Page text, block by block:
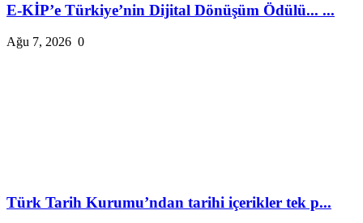
E-KİP’e Türkiye’nin Dijital Dönüşüm Ödülü... ...
Ağu 7, 2026 0
Türk Tarih Kurumu’ndan tarihi içerikler tek p...